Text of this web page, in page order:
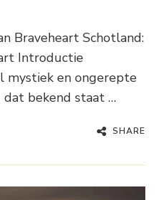
Braveheart Schotland:
Introductie
mystiek en ongerepte
dat bekend staat …
SHARE